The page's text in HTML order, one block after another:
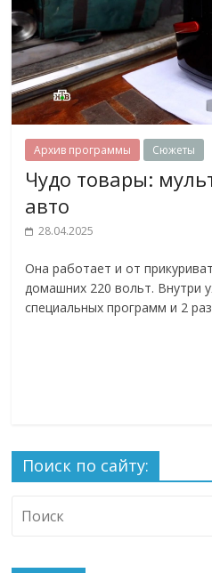
Архив программы Сюжеты
Чудо товары:
авто
28.04.2025
Она работает и от
домашних 220 вольт. Внутри
специальных программ и 2
Поиск по сайту: